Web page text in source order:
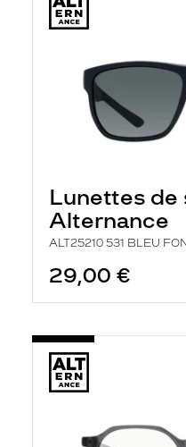
Lunettes de
Alternance
ALT25210 531 BLEU
29,00 €